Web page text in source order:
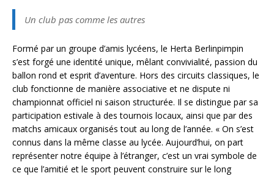
Un club pas comme les autres
Formé par un groupe d’amis lycéens, le Herta Berlinpimpin
s’est forgé une identité unique, mêlant convivialité, passion du
ballon rond et esprit d’aventure. Hors des circuits classiques, le
club fonctionne de manière associative et ne dispute ni
championnat officiel ni saison structurée. Il se distingue par sa
participation estivale à des tournois locaux, ainsi que par des
matchs amicaux organisés tout au long de l’année. « On s’est
connus dans la même classe au lycée. Aujourd’hui, on part
représenter notre équipe à l’étranger, c’est un vrai symbole de
ce que l’amitié et le sport peuvent construire sur le long